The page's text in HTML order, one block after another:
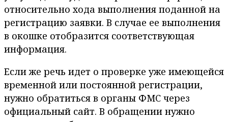
относительно хода выполнения поданной на
регистрацию заявки. В случае ее выполнения
в окошке отобразится соответствующая
информация.
Если же речь идет о проверке уже имеющейся
временной или постоянной регистрации,
нужно обратиться в органы ФМС через
официальный сайт. В обращении нужно